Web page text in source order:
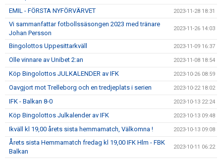
EMIL - FÖRSTA NYFÖRVÄRVET 2023-11-28 18:31
Vi sammanfattar fotbollssäsongen 2023 med tränare
Johan Persson
2023-11-26 14:03
Bingolottos Uppesittarkväll 2023-11-09 16:37
Olle vinnare av Unibet 2:an 2023-11-08 18:54
Köp Bingolottos JULKALENDER av IFK 2023-10-26 08:59
Oavgjort mot Trelleborg och en tredjeplats i serien 2023-10-22 18:02
IFK - Balkan 8-0 2023-10-13 22:24
Köp Bingolottos Julkalender av IFK 2023-10-13 09:48
Ikväll kl 19,00 årets sista hemmamatch, Välkomna ! 2023-10-13 09:08
Årets sista Hemmamatch fredag kl 19,00 IFK Hlm - FBK
Balkan
2023-10-11 06:22